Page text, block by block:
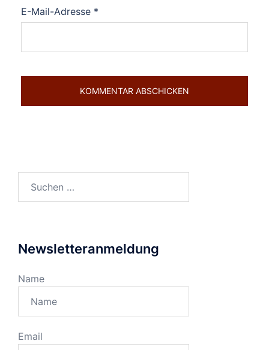
E-Mail-Adresse *
nach:
Newsletteranmeldung
Name
Email